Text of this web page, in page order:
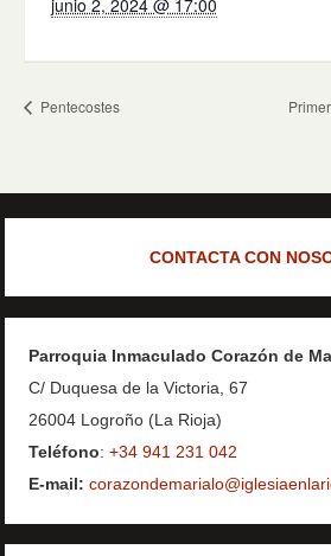
Pentecostes
CONTACTA CON
Parroquia Inmaculado Corazón de
C/ Duquesa de la Victoria, 67
26004 Logroño (La Rioja)
Teléfono:+34 941 231 042
E-mail: